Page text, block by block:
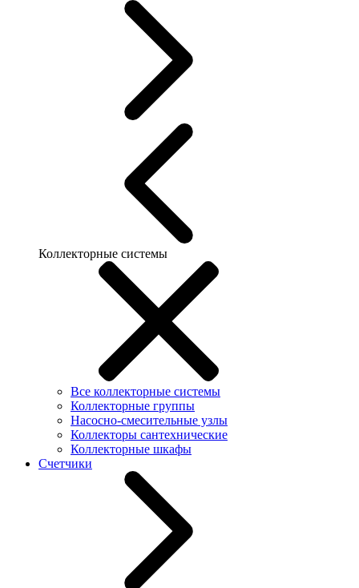
Коллекторные системы
Все коллекторные системы
Коллекторные группы
Насосно-смесительные узлы
Коллекторы сантехнические
Коллекторные шкафы
Счетчики